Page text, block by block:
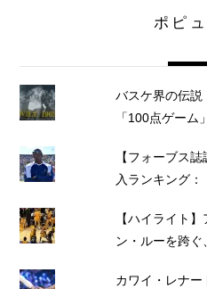
ポピ
バスケ界の伝
「100点ゲーム
【フォーブス
入ランキング
【ハイライト
ン・ルーを跨
カワイ・レナー